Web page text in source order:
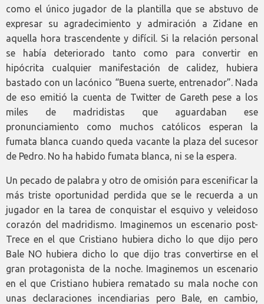
como el único jugador de la plantilla que se abstuvo de
expresar su agradecimiento y admiración a Zidane en
aquella hora trascendente y difícil. Si la relación personal
se había deteriorado tanto como para convertir en
hipócrita cualquier manifestación de calidez, hubiera
bastado con un lacónico “Buena suerte, entrenador”. Nada
de eso emitió la cuenta de Twitter de Gareth pese a los
miles de madridistas que aguardaban ese
pronunciamiento como muchos católicos esperan la
fumata blanca cuando queda vacante la plaza del sucesor
de Pedro. No ha habido fumata blanca, ni se la espera.
Un pecado de palabra y otro de omisión para escenificar la
más triste oportunidad perdida que se le recuerda a un
jugador en la tarea de conquistar el esquivo y veleidoso
corazón del madridismo. Imaginemos un escenario post-
Trece en el que Cristiano hubiera dicho lo que dijo pero
Bale NO hubiera dicho lo que dijo tras convertirse en el
gran protagonista de la noche. Imaginemos un escenario
en el que Cristiano hubiera rematado su mala noche con
unas declaraciones incendiarias pero Bale, en cambio,